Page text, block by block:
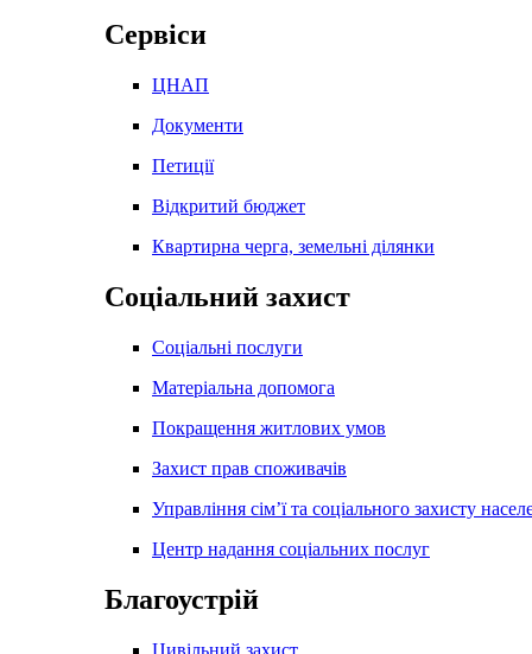
Сервіси
ЦНАП
Документи
Петиції
Відкритий бюджет
Квартирна черга, земельні ділянки
Соціальний захист
Соціальні послуги
Матеріальна допомога
Покращення житлових умов
Захист прав споживачів
Управління сім’ї та соціального захисту
Центр надання соціальних послуг
Благоустрій
Цивільний захист